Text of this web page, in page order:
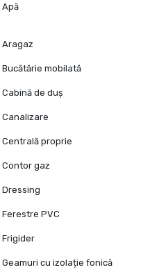
Apă
Aragaz
Bucătărie mobilată
Cabină de duș
Canalizare
Centrală proprie
Contor gaz
Dressing
Ferestre PVC
Frigider
Geamuri cu izolație fonică